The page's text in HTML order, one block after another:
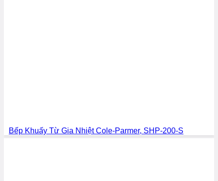
Bếp Khuấy Từ Gia Nhiệt Cole-Parmer, SHP-200-S